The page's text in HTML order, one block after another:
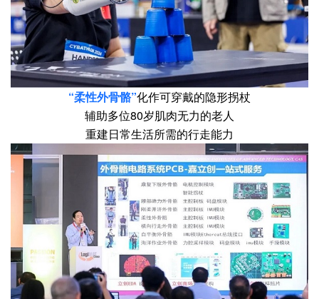
“柔性外骨骼”化作可穿戴的隐形拐杖
辅助多位80岁肌肉无力的老人
重建日常生活所需的行走能力